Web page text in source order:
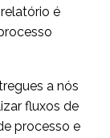
é
a nós
fluxos de
processo e